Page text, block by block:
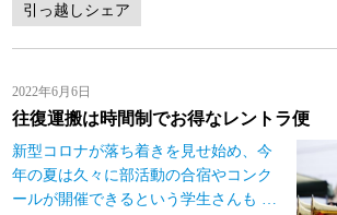
引っ越しシェア
2022年6月6日
往復運搬は時間制でお得なレントラ便
新型コロナが落ち着きを見せ始め、今
年の夏は久々に部活動の合宿やコンク
ールが開催できるという学生さんも …